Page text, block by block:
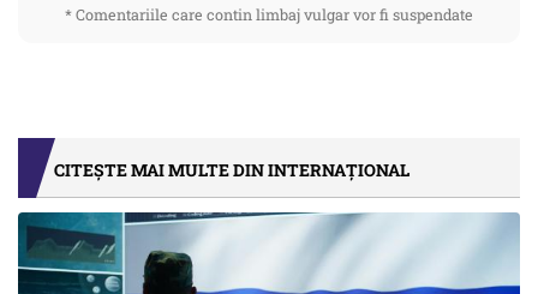
* Comentariile care contin limbaj vulgar vor fi suspendate
CITEȘTE MAI MULTE DIN INTERNAȚIONAL